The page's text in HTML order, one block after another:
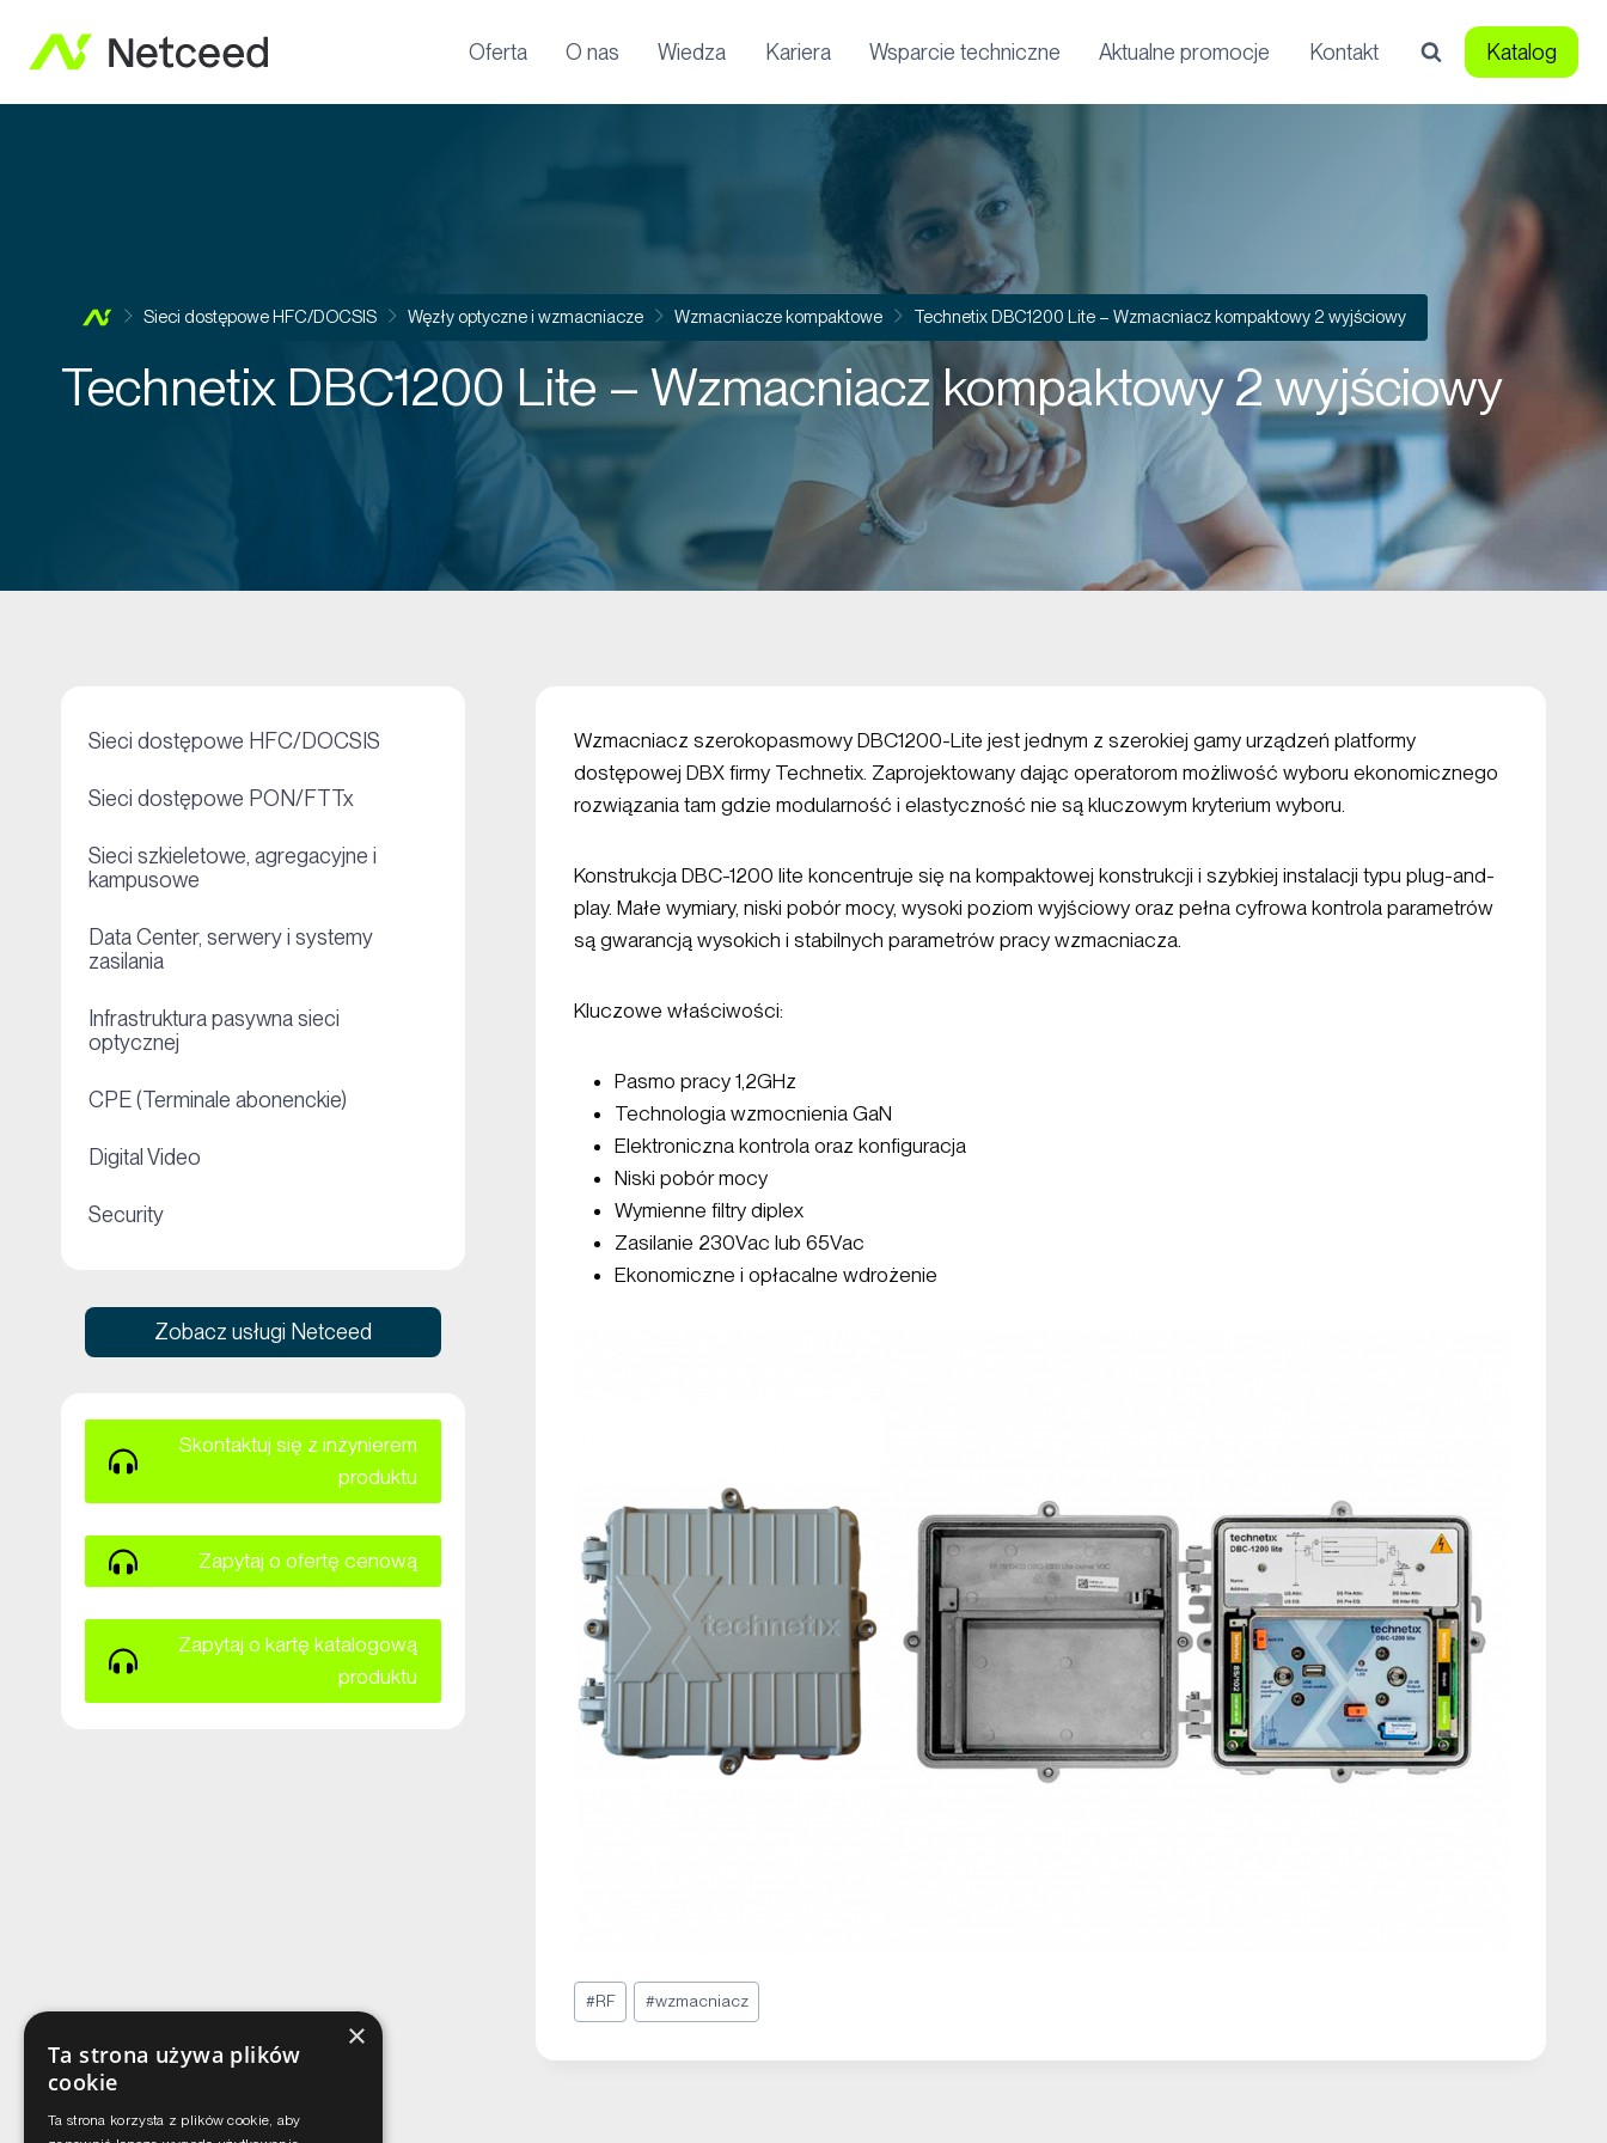
Oferta O nas Wiedza Kariera Wsparcie techniczne Aktualne promocje Kontakt Katalog
Sieci dostępowe HFC/DOCSIS Węzły optyczne i wzmacniacze Wzmacniacze kompaktowe Technetix DBC1200 Lite – Wzmacniacz kompaktowy 2 wyjściowy
Technetix DBC1200 Lite – Wzmacniacz kompaktowy 2 wyjściowy
Wzmacniacz szerokopasmowy DBC1200-Lite jest jednym z szerokiej gamy urządzeń platformy
dostępowej DBX firmy Technetix. Zaprojektowany dając operatorom możliwość wyboru ekonomicznego
rozwiązania tam gdzie modularność i elastyczność nie są kluczowym kryterium wyboru.
Konstrukcja DBC-1200 lite koncentruje się na kompaktowej konstrukcji i szybkiej instalacji typu plug-and-
play. Małe wymiary, niski pobór mocy, wysoki poziom wyjściowy oraz pełna cyfrowa kontrola parametrów
są gwarancją wysokich i stabilnych parametrów pracy wzmacniacza.
Kluczowe właściwości:
Pasmo pracy 1,2GHz
Technologia wzmocnienia GaN
Elektroniczna kontrola oraz konfiguracja
Niski pobór mocy
Wymienne filtry diplex
Zasilanie 230Vac lub 65Vac
Ekonomiczne i opłacalne wdrożenie
#RF #wzmacniacz
Sieci dostępowe HFC/DOCSIS
Sieci dostępowe PON/FTTx
Sieci szkieletowe, agregacyjne i
kampusowe
Data Center, serwery i systemy
zasilania
Infrastruktura pasywna sieci
optycznej
CPE (Terminale abonenckie)
Digital Video
Security
Zobacz usługi Netceed
Skontaktuj się z inżynierem
produktu
Zapytaj o ofertę cenową
Zapytaj o kartę katalogową
produktu
×
Ta strona używa plików
cookie
Ta strona korzysta z plików cookie, aby